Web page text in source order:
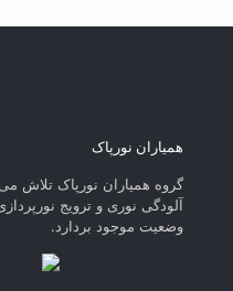
همیاران نورپاک
گروه همیاران نورپاک تلاش
آلودگی نوری و ترویج
وضعیت موجود بردارد.